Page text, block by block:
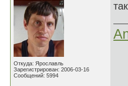
Откуда: Ярославль
Зарегистрирован: 2006-03-16
Сообщений: 5994